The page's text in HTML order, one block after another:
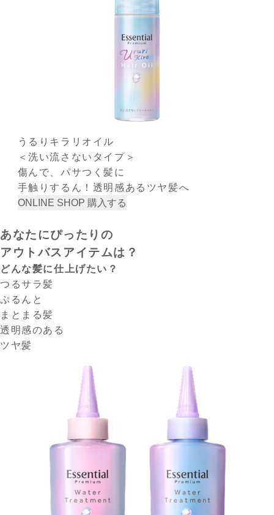
うるりキラリオイル
＜洗い流さないタイプ＞
傷んで、パサつく髪に
手触りするん！透明感あるツヤ髪へ
ONLINE SHOP 購入する
あなたにぴったりの
アウトバスアイテムは？
どんな髪に仕上げたい？
つるサラ髪
ぷるんと
まとまる髪
透明感のある
ツヤ髪